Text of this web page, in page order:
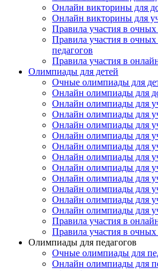
Онлайн викторины для
Онлайн викторины для
Правила участия в очных
Правила участия в
педагогов
Правила участия в
Олимпиады для детей
Очные олимпиады для
Онлайн олимпиады для
Онлайн олимпиады для
Онлайн олимпиады для
Онлайн олимпиады для
Онлайн олимпиады для
Онлайн олимпиады для
Онлайн олимпиады для
Онлайн олимпиады для
Онлайн олимпиады для
Онлайн олимпиады для
Онлайн олимпиады для
Онлайн олимпиады для
Правила участия в
Правила участия в
Олимпиады для педагогов
Очные олимпиады для
Онлайн олимпиады для